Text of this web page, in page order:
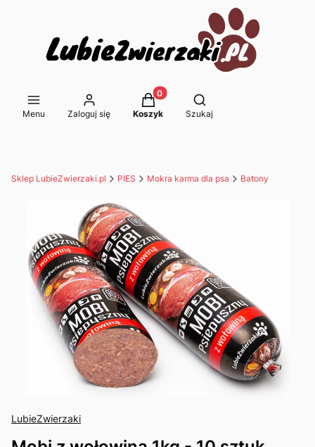
Menu Zaloguj się
Produkty w koszyku: 0. Zobacz
Koszyk
Otwórz wyszukiwarkę
Szukaj
Sklep LubieZwierzaki.pl PIES Mokra karma dla psa Batony
LubieZwierzaki